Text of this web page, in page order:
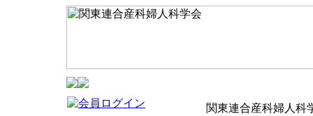
関東連合産科婦人科